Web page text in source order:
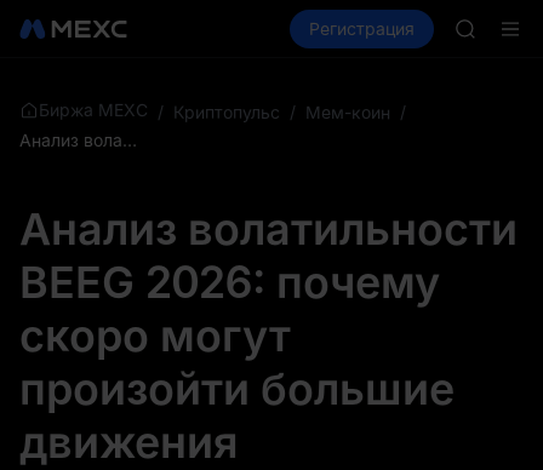
Рынки Спот Фьючерсы
Регистрация
AAOI
SPCX
Биржа MEXC / Криптопульс / Мем-коин /
Анализ волатильности BEEG 2026: почему скоро могут произойти большие движения
Анализ волатильности
BEEG 2026: почему
скоро могут
произойти большие
движения